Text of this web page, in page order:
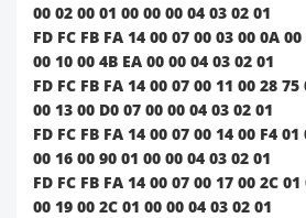
考虑到您描述的问题已在多个产品
模块底层工作逻辑，建议您：
将完整的配置指令序列 和模块
至技术支持邮箱：
注明您当前使用的固件版本号
化日志中获取）
描述具体的应用场景和期望的检
00 02 00 01 00 00 00 04 03 02 01
FD FC FB FA 14 00 07 00 03 00 0A
00 10 00 4B EA 00 00 04 03 02 01
FD FC FB FA 14 00 07 00 11 00 28
00 13 00 D0 07 00 00 04 03 02 01
FD FC FB FA 14 00 07 00 14 00 F4
00 16 00 90 01 00 00 04 03 02 01
FD FC FB FA 14 00 07 00 17 00 2C
00 19 00 2C 01 00 00 04 03 02 01